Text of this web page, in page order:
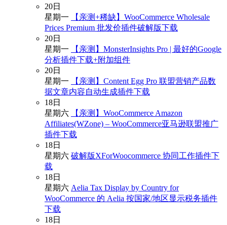
20日
星期一
【亲测+稀缺】WooCommerce Wholesale
Prices Premium 批发价插件破解版下载
20日
星期一
【亲测】MonsterInsights Pro | 最好的Google
分析插件下载+附加组件
20日
星期一
【亲测】Content Egg Pro 联盟营销产品数
据文章内容自动生成插件下载
18日
星期六
【亲测】WooCommerce Amazon
Affiliates(WZone) – WooCommerce亚马逊联盟推广
插件下载
18日
星期六 破解版XForWoocommerce 协同工作插件下
载
18日
星期六 Aelia Tax Display by Country for
WooCommerce 的 Aelia 按国家/地区显示税务插件
下载
18日